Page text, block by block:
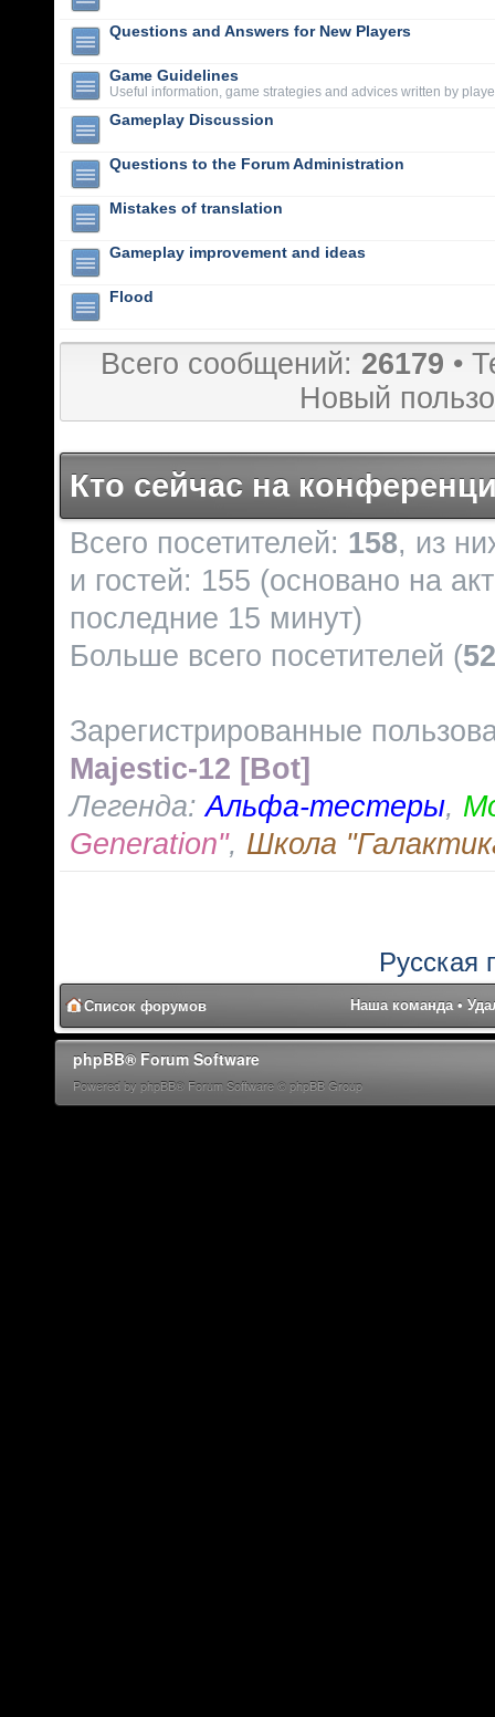
Questions and Answers for New Players
Game Guidelines
Useful information, game strategies and advices written by
Gameplay Discussion
Questions to the Forum Administration
Mistakes of translation
Gameplay improvement and ideas
Flood
Всего сообщений: 26179 •
Новый
Кто сейчас на
Всего посетителей: 158, из
и гостей: 155 (основано на
последние 15 минут)
Больше всего посетителей (
Зарегистрированные
Majestic-12 [Bot]
Легенда:Альфа-тестеры,
Generation", Школа
Русская
Список форумов Наша команда•
phpBB® Forum Software
Powered by phpBB® Forum Software © phpBB Group